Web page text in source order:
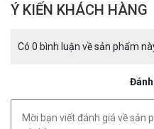
Ý KIẾN KHÁCH HÀNG
Có 0 bình luận về sản phẩm